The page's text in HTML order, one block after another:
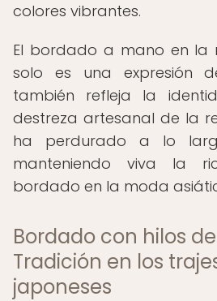
colores vibrantes.
El bordado a mano en la
solo es una expresión
también refleja la
destreza artesanal de la
ha perdurado a lo
manteniendo viva la
bordado en la moda
Bordado con hilos
Tradición en los
japoneses